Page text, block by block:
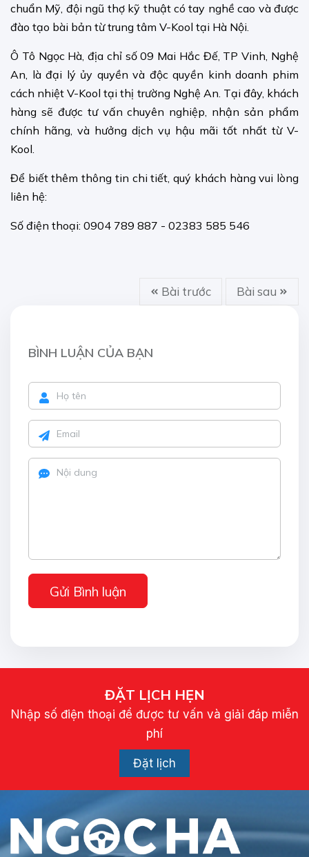
chuẩn Mỹ, đội ngũ thợ kỹ thuật có tay nghề cao và được
đào tạo bài bản từ trung tâm V-Kool tại Hà Nội.
Ô Tô Ngọc Hà, địa chỉ số 09 Mai Hắc Đế, TP Vinh, Nghệ
An, là đại lý ủy quyền và độc quyền kinh doanh phim
cách nhiệt V-Kool tại thị trường Nghệ An. Tại đây, khách
hàng sẽ được tư vấn chuyên nghiệp, nhận sản phẩm
chính hãng, và hưởng dịch vụ hậu mãi tốt nhất từ V-
Kool.
Để biết thêm thông tin chi tiết, quý khách hàng vui lòng
liên hệ:
Số điện thoại: 0904 789 887 - 02383 585 546
Bài trước Bài sau
BÌNH LUẬN CỦA BẠN
Gửi Bình luận
ĐẶT LỊCH HẸN
Nhập số điện thoại để được tư vấn và giải đáp miễn
phí
Đặt lịch